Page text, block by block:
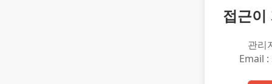
접근이
관리
Email